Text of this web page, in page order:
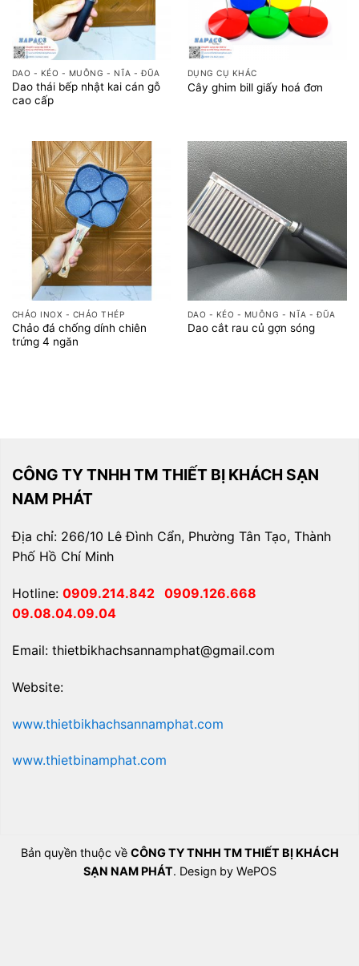
DAO - KÉO - MUỖNG - NĨA - ĐŨA
Dao thái bếp nhật kai cán gỗ
cao cấp
DỤNG CỤ KHÁC
Cây ghim bill giấy hoá đơn
CHẢO INOX - CHẢO THÉP
Chảo đá chống dính chiên
trứng 4 ngăn
DAO - KÉO - MUỖNG - NĨA - ĐŨA
Dao cắt rau củ gợn sóng
CÔNG TY TNHH TM THIẾT BỊ KHÁCH SẠN
NAM PHÁT
Địa chỉ: 266/10 Lê Đình Cẩn, Phường Tân Tạo, Thành
Phố Hồ Chí Minh
Hotline: 0909.214.842 0909.126.668
09.08.04.09.04
Email: thietbikhachsannamphat@gmail.com
Website:
www.thietbikhachsannamphat.com
www.thietbinamphat.com
Bản quyền thuộc về CÔNG TY TNHH TM THIẾT BỊ KHÁCH
SẠN NAM PHÁT. Design by WePOS